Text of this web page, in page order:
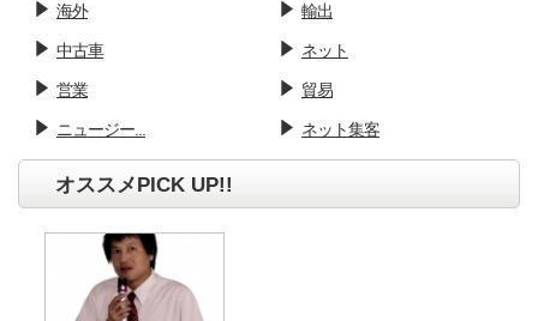
海外 輸出
中古車 ネット
営業 貿易
ニュージー... ネット集客
オススメPICK UP!!